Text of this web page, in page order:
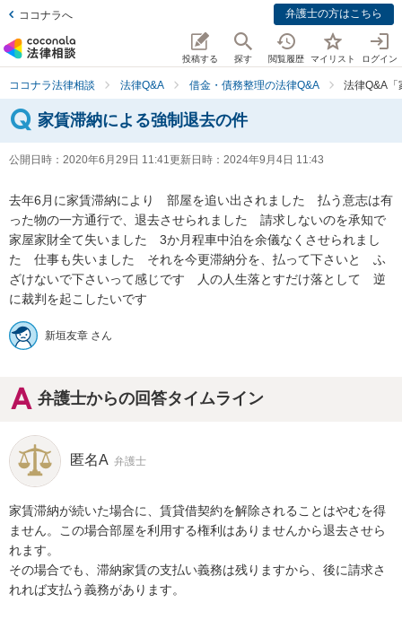
ココナラへ 弁護士の方はこちら
投稿する 探す 閲覧履歴 マイリスト ログイン
ココナラ法律相談 法律Q&A 借金・債務整理の法律Q&A 法律Q&A「
家賃滞納による強制退去の件
公開日時： 2020年6月29日 11:41更新日時： 2024年9月4日 11:43
去年6月に家賃滞納により　部屋を追い出されました　払う意志は有
った物の一方通行で、退去させられました　請求しないのを承知で
家屋家財全て失いました　3か月程車中泊を余儀なくさせられまし
た　仕事も失いました　それを今更滞納分を、払って下さいと　ふ
ざけないで下さいって感じです　人の人生落とすだけ落として　逆
に裁判を起こしたいです
新垣友章 さん
弁護士からの回答タイムライン
匿名A 弁護士
家賃滞納が続いた場合に、賃貸借契約を解除されることはやむを得
ません。この場合部屋を利用する権利はありませんから退去させら
れます。
その場合でも、滞納家賃の支払い義務は残りますから、後に請求さ
れれば支払う義務があります。